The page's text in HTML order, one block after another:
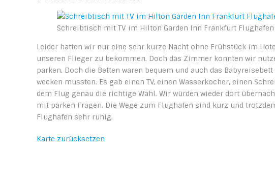
Schreibtisch mit TV im Hilton Garden Inn Frankfurt Flughafen
Leider hatten wir nur eine sehr kurze Nacht ohne Frühstück im
unseren Flieger zu bekommen. Doch das Zimmer konnten wir
parken. Doch die Betten waren bequem und auch das
wecken mussten. Es gab einen TV, einen Wasserkocher, einen
dem Flug genau die richtige Wahl. Wir würden wieder dort
mit parken Fragen. Die Wege zum Flughafen sind kurz und
Flughafen sehr ruhig.
Karte zurücksetzen